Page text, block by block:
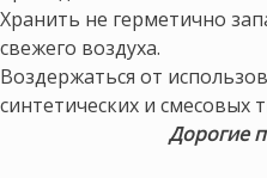
Хранить не герметично
свежего воздуха.
Воздержаться от
синтетических и смесовых
Дорогие